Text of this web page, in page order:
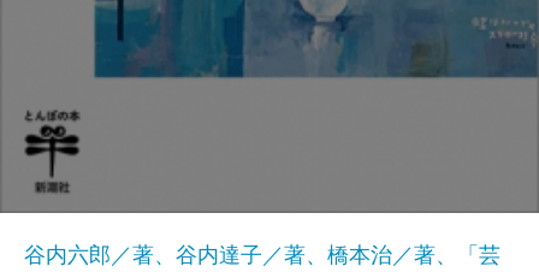
谷内六郎／著、谷内達子／著、橋本治／著、「芸